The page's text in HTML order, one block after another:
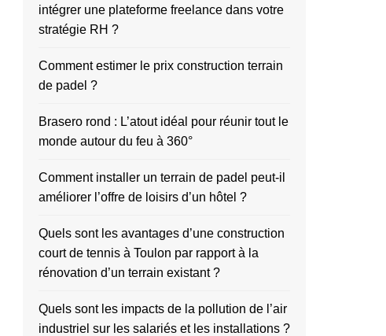
intégrer une plateforme freelance dans votre
stratégie RH ?
Comment estimer le prix construction terrain
de padel ?
Brasero rond : L’atout idéal pour réunir tout le
monde autour du feu à 360°
Comment installer un terrain de padel peut-il
améliorer l’offre de loisirs d’un hôtel ?
Quels sont les avantages d’une construction
court de tennis à Toulon par rapport à la
rénovation d’un terrain existant ?
Quels sont les impacts de la pollution de l’air
industriel sur les salariés et les installations ?